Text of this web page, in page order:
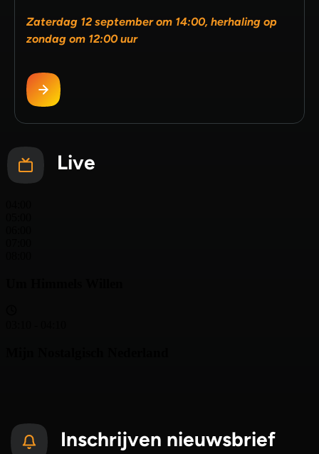
Zaterdag 12 september om 14:00, herhaling op
zondag om 12:00 uur
Live
Inschrijven nieuwsbrief